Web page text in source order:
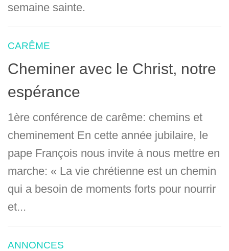
semaine sainte.
CARÊME
Cheminer avec le Christ, notre
espérance
1ère conférence de carême: chemins et
cheminement En cette année jubilaire, le
pape François nous invite à nous mettre en
marche: « La vie chrétienne est un chemin
qui a besoin de moments forts pour nourrir
et...
ANNONCES